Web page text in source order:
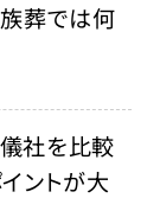
族葬では何
社を比較
ントが大